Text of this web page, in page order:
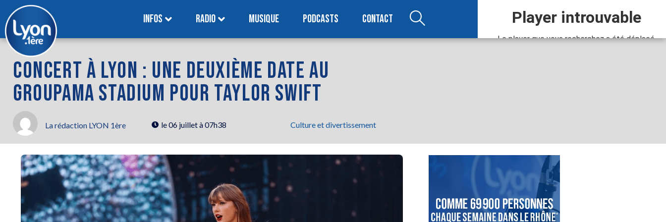
INFOS RADIO MUSIQUE PODCASTS CONTACT
CONCERT À LYON : UNE DEUXIÈME DATE AU
GROUPAMA STADIUM POUR TAYLOR SWIFT
La rédaction LYON 1ère le06 juillet à 07h38 Culture et divertissement